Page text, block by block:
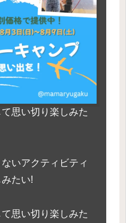
思い切り楽しみた
いアクティビティ
たい!
思い切り楽しみた